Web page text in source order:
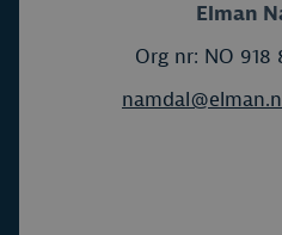
Elman
Org nr: NO 918